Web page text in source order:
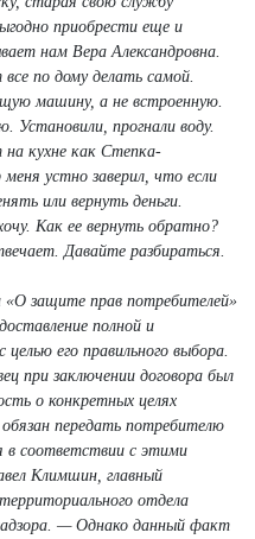
приобрести еще и
нам Вера Александровна.
по дому делать самой.
машину, а не встроенную.
Установили, прогнали воду.
кухне как Степка-
устно заверил, что если
или вернуть деньги.
Как ее вернуть обратно?
Давайте разбираться.
защите прав потребителей»
полной и
его правильного выбора.
при заключении договора был
о конкретных целях
передать потребителю
в соответствии с этими
Климшин, главный
отдела
— Однако данный факт